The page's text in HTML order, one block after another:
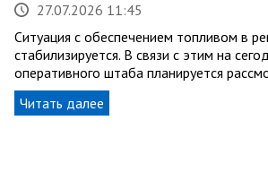
27.07.2026 11:45
Ситуация с обеспечением топливом в
стабилизируется. В связи с этим на
оперативного штаба планируется
Читать далее